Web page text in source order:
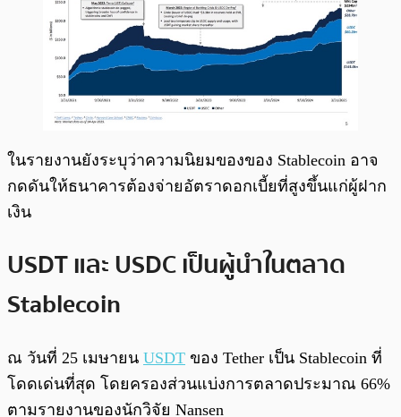
ในรายงานยังระบุว่าความนิยมของของ Stablecoin อาจ
กดดันให้ธนาคารต้องจ่ายอัตราดอกเบี้ยที่สูงขึ้นแก่ผู้ฝาก
เงิน
USDT และ USDC เป็นผู้นำในตลาด
Stablecoin
ณ วันที่ 25 เมษายน USDT ของ Tether เป็น Stablecoin ที่
โดดเด่นที่สุด โดยครองส่วนแบ่งการตลาดประมาณ 66%
ตามรายงานของนักวิจัย Nansen